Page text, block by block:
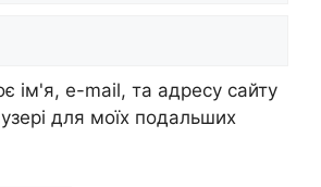
ім'я, e-mail, та адресу сайту
для моїх подальших